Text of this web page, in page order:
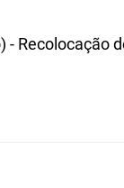
- Recolocação